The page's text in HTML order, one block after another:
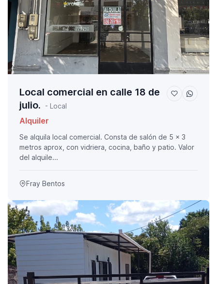
Local comercial en calle 18 de
julio.
- Local
Alquiler
Se alquila local comercial. Consta de salón de 5 x 3
metros aprox, con vidriera, cocina, baño y patio. Valor
del alquile...
Fray Bentos